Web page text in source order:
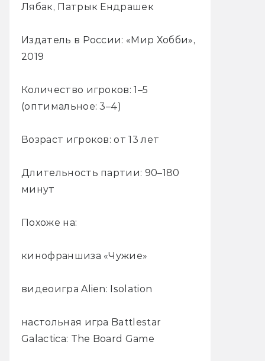
Лябак, Патрык Ендрашек
Издатель в России: «Мир Хобби»,
2019
Количество игроков: 1–5
(оптимальное: 3–4)
Возраст игроков: от 13 лет
Длительность партии: 90–180
минут
Похоже на:
кинофраншиза «Чужие»
видеоигра Alien: Isolation
настольная игра Battlestar
Galactica: The Board Game